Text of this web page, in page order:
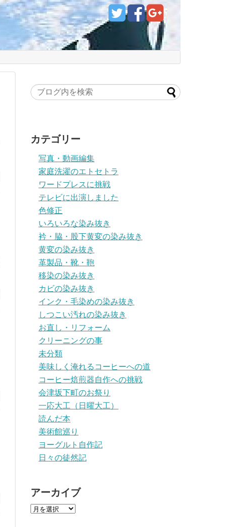
カテゴリー
写真・動画編集
家庭洗濯のエトセトラ
ワードプレスに挑戦
テレビに出演しました
色修正
いろいろな染み抜き
衿・脇・股下黄変の染み抜き
黄変の染み抜き
革製品・靴・鞄
移染の染み抜き
カビの染み抜き
インク・毛染めの染み抜き
しつこい汚れの染み抜き
お直し・リフォーム
クリーニングの事
未分類
美味しく淹れるコーヒーへの道
コーヒー焙煎器自作への挑戦
会津坂下町のお祭り
一応大工（日曜大工）
読んだ本
美術館巡り
ヨーグルト自作記
日々の徒然記
アーカイブ